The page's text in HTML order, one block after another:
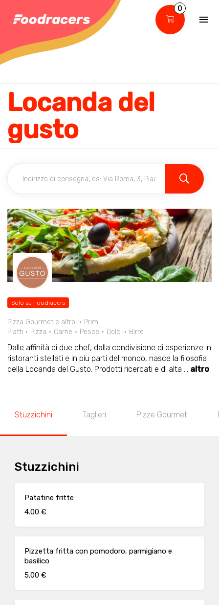
0
Locanda del
gusto
Solo su Foodracers
Pizza Gourmet e altro!
Primi
Piatti
Pizza Carne Pesce Dolci Birre
Dalle affinità di due chef, dalla condivisione di esperienze in
ristoranti stellati e in piu parti del mondo, nasce la filosofia
della Locanda del Gusto. Prodotti ricercati e di alta ... altro
Stuzzichini Taglieri Pizze Gourmet
Stuzzichini
Patatine fritte
4.00 €
Pizzetta fritta con pomodoro, parmigiano e
basilico
5.00 €